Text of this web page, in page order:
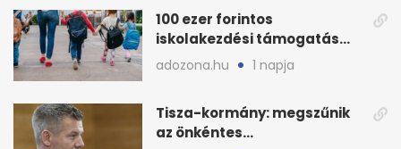
100 ezer forintos
iskolakezdési támogatás
2026 őszén: adózás,
munkáltatói plusz
adozona.hu 1 napja
Tisza-kormány: megszűnik
az önkéntes